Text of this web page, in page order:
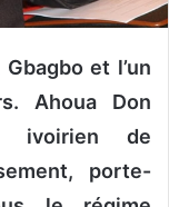
et l’un
Ahoua Don
ivoirien de
porte-